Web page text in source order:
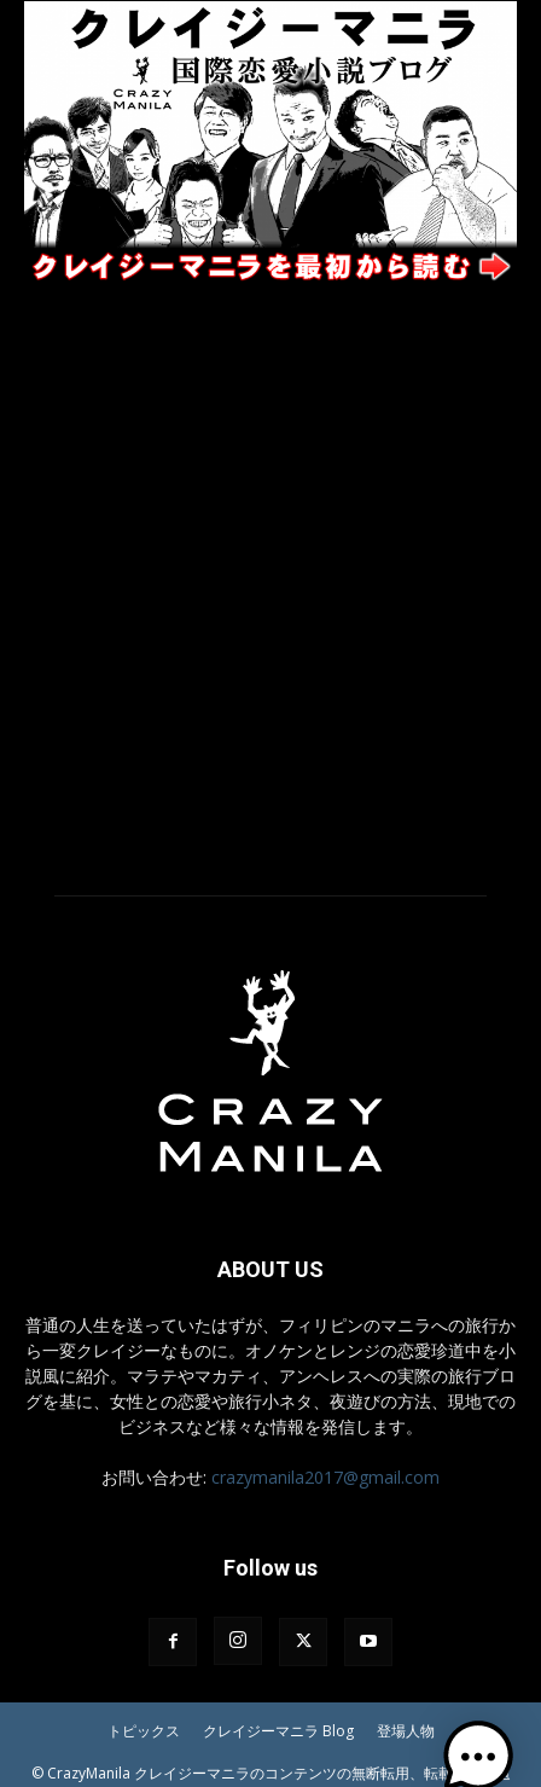
ABOUT US
普通の人生を送っていたはずが、フィリピンのマニラへの旅行か
ら一変クレイジーなものに。オノケンとレンジの恋愛珍道中を小
説風に紹介。マラテやマカティ、アンヘレスへの実際の旅行ブロ
グを基に、女性との恋愛や旅行小ネタ、夜遊びの方法、現地での
ビジネスなど様々な情報を発信します。
お問い合わせ: crazymanila2017@gmail.com
Follow us
トピックス クレイジーマニラ Blog 登場人物
© CrazyManila クレイジーマニラのコンテンツの無断転用、転載等はご遠